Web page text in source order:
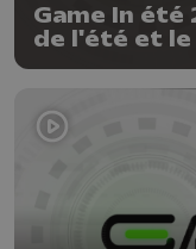
Game In
de l'été et